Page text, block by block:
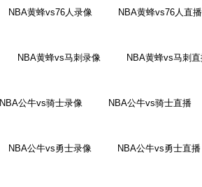
NBA黄蜂vs76人录像 NBA黄蜂vs76人直播
NBA黄蜂vs马刺录像 NBA黄蜂vs马刺直
NBA公牛vs骑士录像 NBA公牛vs骑士直播
NBA公牛vs勇士录像 NBA公牛vs勇士直播